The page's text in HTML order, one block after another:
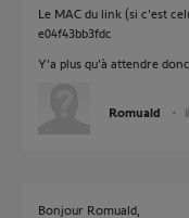
Le MAC du link (si c'est
e04f43bb3fdc
Y'a plus qu'à attendre
Romuald
Bonjour Romuald,